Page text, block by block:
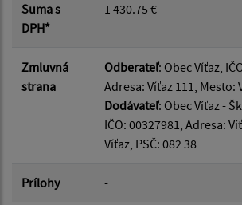
Suma s
DPH*
1 430.75 €
Zmluvná
strana
Odberateľ: Obec Víťaz,
Adresa: Víťaz 111, Mesto:
Dodávateľ: Obec Víťaz -
IČO: 00327981, Adresa:
Víťaz, PSČ: 082 38
Prílohy
-